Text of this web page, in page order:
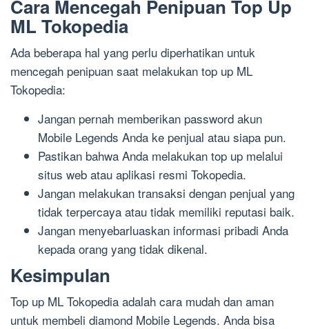
Cara Mencegah Penipuan Top Up
ML Tokopedia
Ada beberapa hal yang perlu diperhatikan untuk
mencegah penipuan saat melakukan top up ML
Tokopedia:
Jangan pernah memberikan password akun
Mobile Legends Anda ke penjual atau siapa pun.
Pastikan bahwa Anda melakukan top up melalui
situs web atau aplikasi resmi Tokopedia.
Jangan melakukan transaksi dengan penjual yang
tidak terpercaya atau tidak memiliki reputasi baik.
Jangan menyebarluaskan informasi pribadi Anda
kepada orang yang tidak dikenal.
Kesimpulan
Top up ML Tokopedia adalah cara mudah dan aman
untuk membeli diamond Mobile Legends. Anda bisa